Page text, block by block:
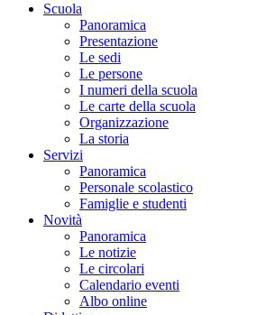
Scuola
Panoramica
Presentazione
Le sedi
Le persone
I numeri della scuola
Le carte della scuola
Organizzazione
La storia
Servizi
Panoramica
Personale scolastico
Famiglie e studenti
Novità
Panoramica
Le notizie
Le circolari
Calendario eventi
Albo online